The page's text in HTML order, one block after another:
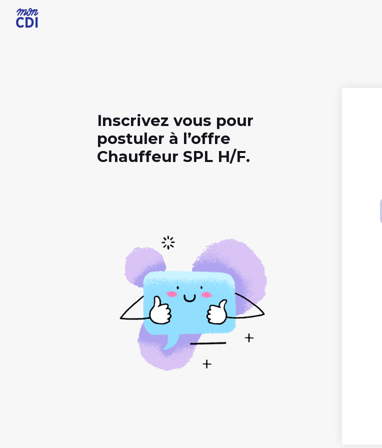
Inscrivez vous pour
postuler à l’offre
Chauffeur SPL H/F.